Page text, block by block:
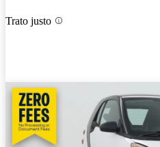
Trato justo